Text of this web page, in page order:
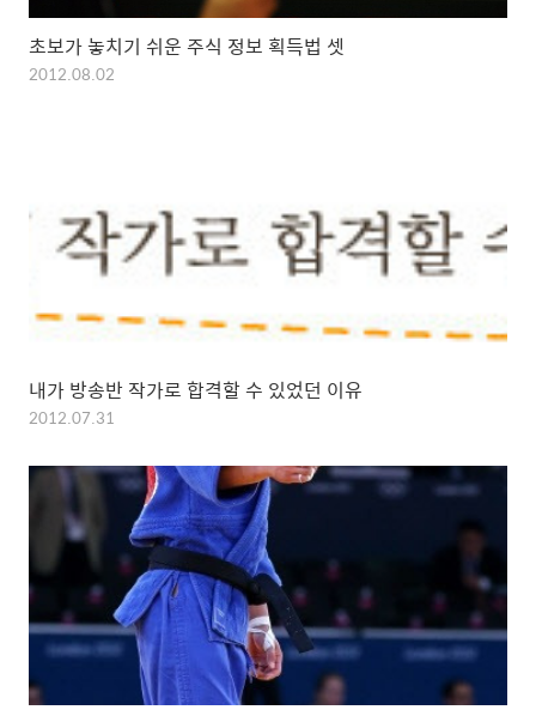
초보가 놓치기 쉬운 주식 정보 획득법 셋
2012.08.02
내가 방송반 작가로 합격할 수 있었던 이유
2012.07.31